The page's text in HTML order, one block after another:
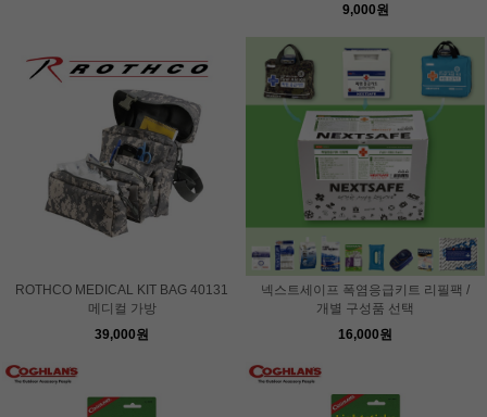
9,000원
ROTHCO MEDICAL KIT BAG 40131
메디컬 가방
39,000원
넥스트세이프 폭염응급키트 리필팩 /
개별 구성품 선택
16,000원